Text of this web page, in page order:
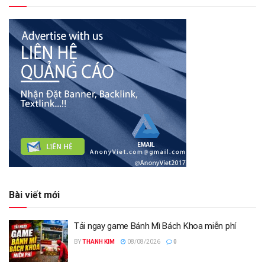
Bài viết mới
Tải ngay game Bánh Mì Bách Khoa miễn phí
BYTHANH KIM 08/08/2026 0